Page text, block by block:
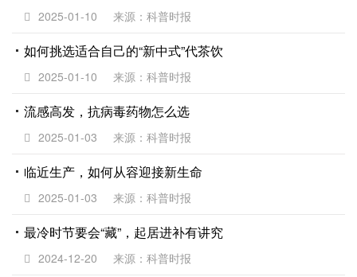
2025-01-10 来源：科普时报
如何挑选适合自己的“新中式”代茶饮
2025-01-10 来源：科普时报
流感高发，抗病毒药物怎么选
2025-01-03 来源：科普时报
临近生产，如何从容迎接新生命
2025-01-03 来源：科普时报
最冷时节要会“藏”，起居进补有讲究
2024-12-20 来源：科普时报